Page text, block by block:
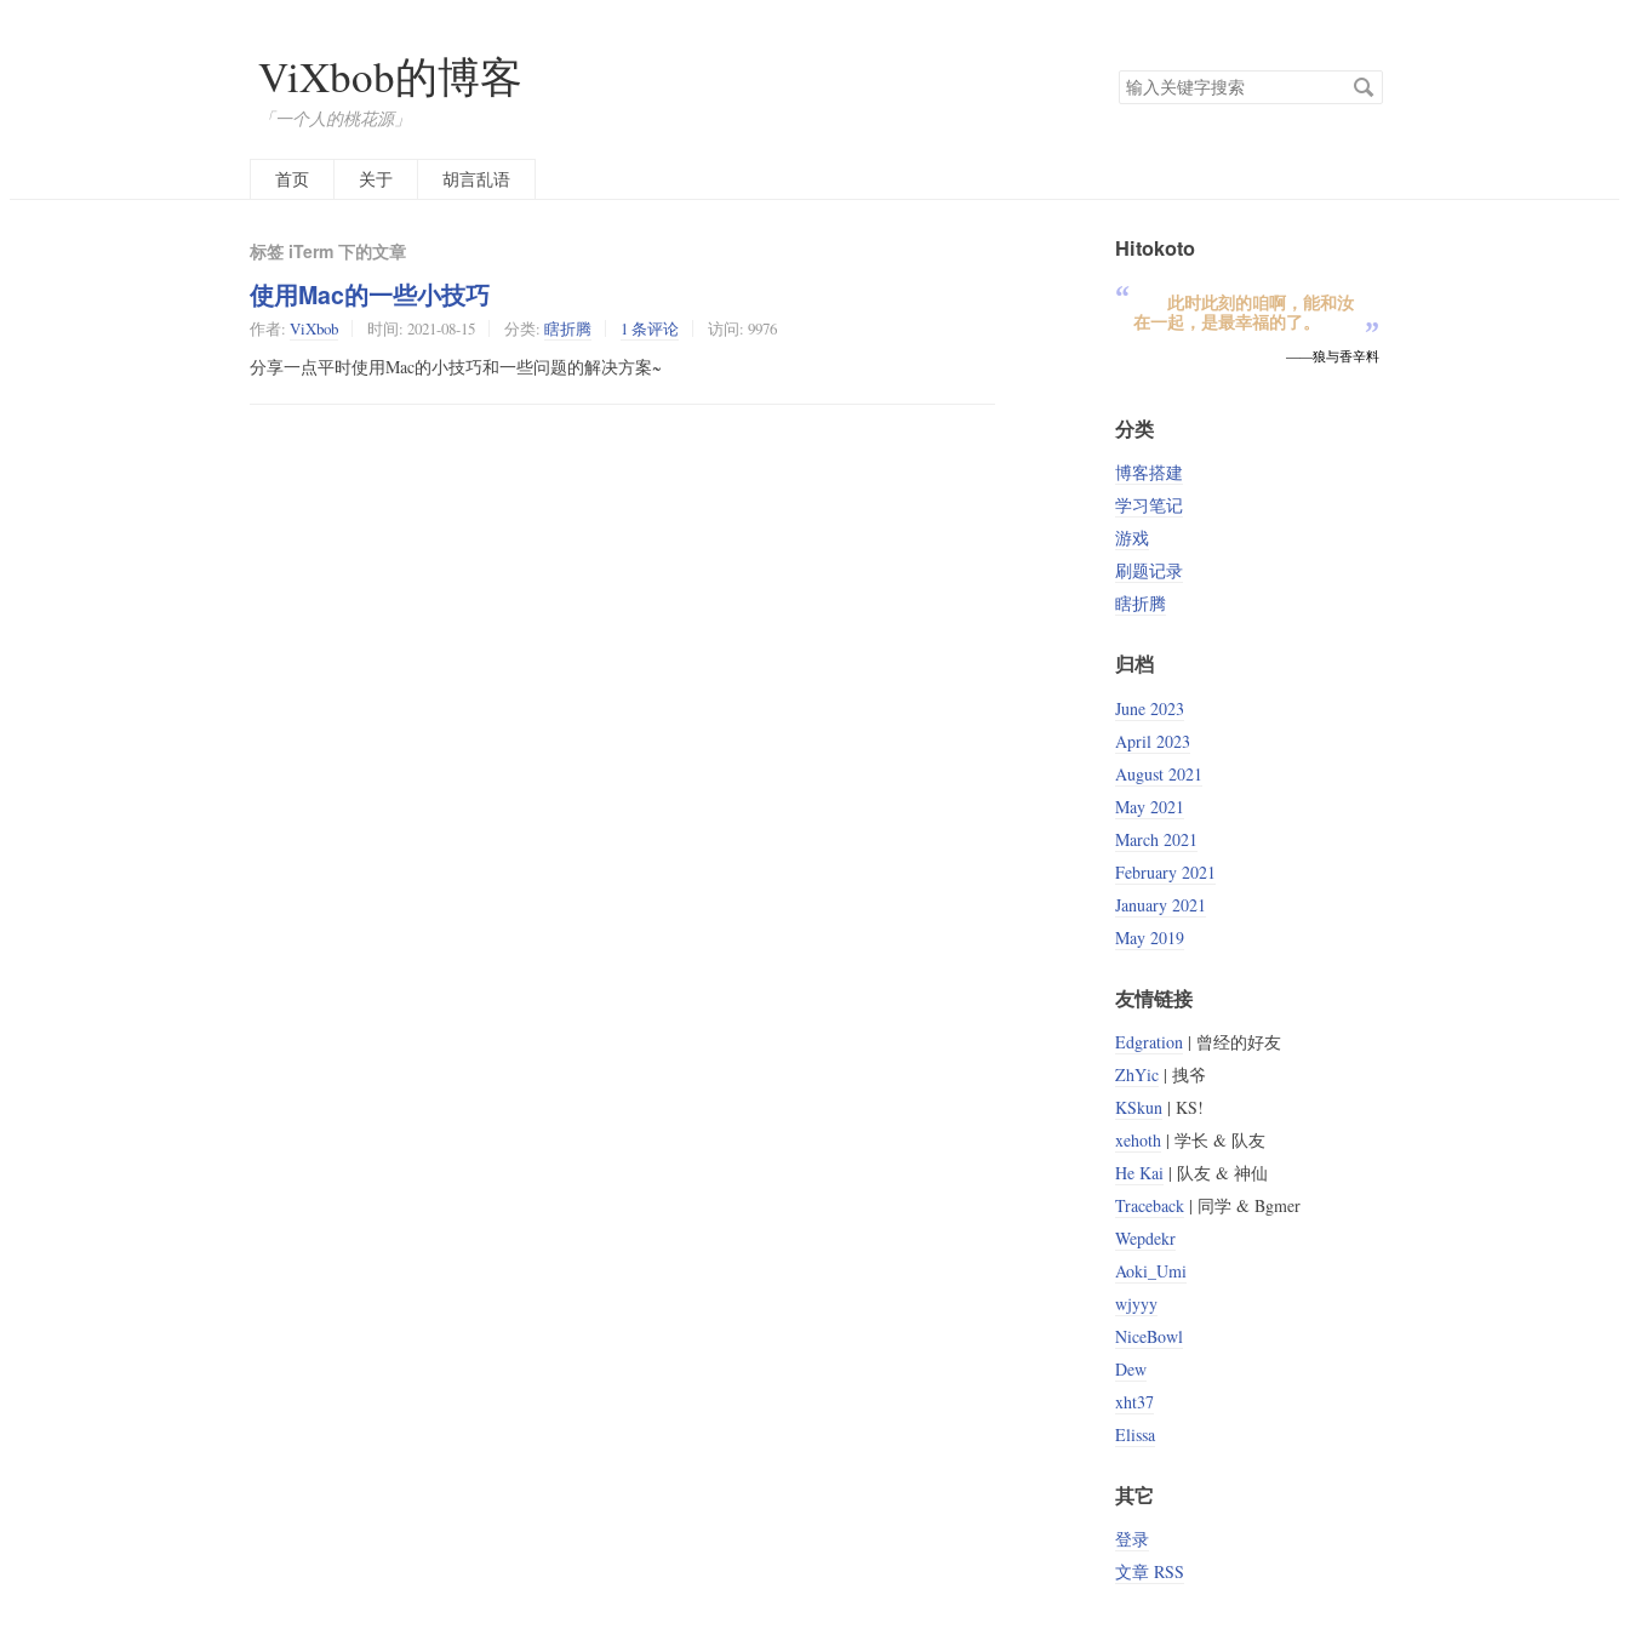
ViXbob的博客
「一个人的桃花源」
搜
索
首页
关于 胡言乱语
标签 iTerm 下的文章
使用Mac的一些小技巧
作者: ViXbob 时间: 2021-08-15 分类: 瞎折腾 1 条评论 访问: 9976
分享一点平时使用Mac的小技巧和一些问题的解决方案~
Hitokoto
“ 此时此刻的咱啊，能和汝
在一起，是最幸福的了。 ”
——狼与香辛料
分类
博客搭建
学习笔记
游戏
刷题记录
瞎折腾
归档
June 2023
April 2023
August 2021
May 2021
March 2021
February 2021
January 2021
May 2019
友情链接
Edgration| 曾经的好友
ZhYic| 拽爷
KSkun| KS!
xehoth| 学长 & 队友
He Kai| 队友 & 神仙
Traceback| 同学 & Bgmer
Wepdekr
Aoki_Umi
wjyyy
NiceBowl
Dew
xht37
Elissa
其它
登录
文章 RSS